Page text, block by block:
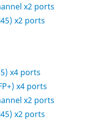
x2 ports
x2 ports
x4 ports
x4 ports
x2 ports
x2 ports